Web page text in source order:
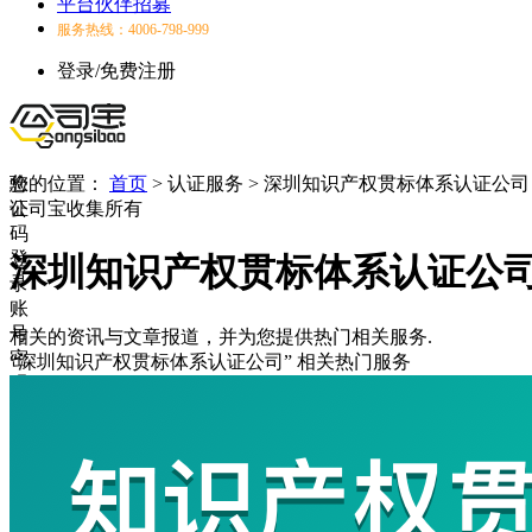
平台伙伴招募
服务热线：4006-798-999
登录/免费注册
验
证
码
登
录
账
号
密
您的位置： 首页 > 认证服务 > 深圳知识产权贯标体系认证公司
公司宝收集所有
深圳知识产权贯标体系认证公
相关的资讯与文章报道，并为您提供热门相关服务.
“深圳知识产权贯标体系认证公司” 相关热门服务